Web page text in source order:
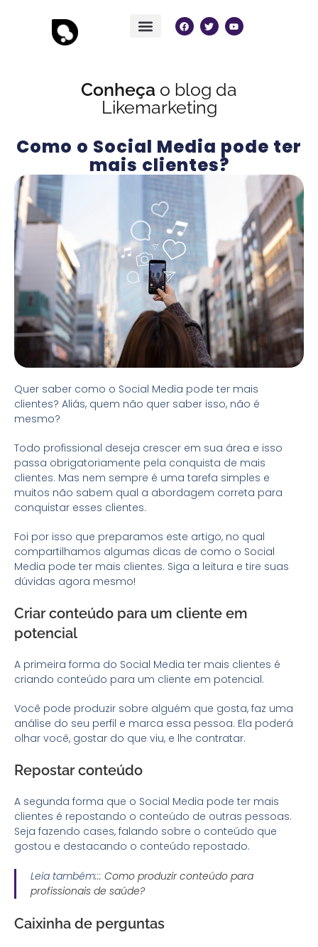
Conheça o blog da
Likemarketing
Como o Social Media pode ter
mais clientes?
Quer saber como o Social Media pode ter mais
clientes? Aliás, quem não quer saber isso, não é
mesmo?
Todo profissional deseja crescer em sua área e isso
passa obrigatoriamente pela conquista de mais
clientes. Mas nem sempre é uma tarefa simples e
muitos não sabem qual a abordagem correta para
conquistar esses clientes.
Foi por isso que preparamos este artigo, no qual
compartilhamos algumas dicas de como o Social
Media pode ter mais clientes. Siga a leitura e tire suas
dúvidas agora mesmo!
Criar conteúdo para um cliente em
potencial
A primeira forma do Social Media ter mais clientes é
criando conteúdo para um cliente em potencial.
Você pode produzir sobre alguém que gosta, faz uma
análise do seu perfil e marca essa pessoa. Ela poderá
olhar você, gostar do que viu, e lhe contratar.
Repostar conteúdo
A segunda forma que o Social Media pode ter mais
clientes é repostando o conteúdo de outras pessoas.
Seja fazendo cases, falando sobre o conteúdo que
gostou e destacando o conteúdo repostado.
Leia também::: Como produzir conteúdo para
profissionais de saúde?
Caixinha de perguntas